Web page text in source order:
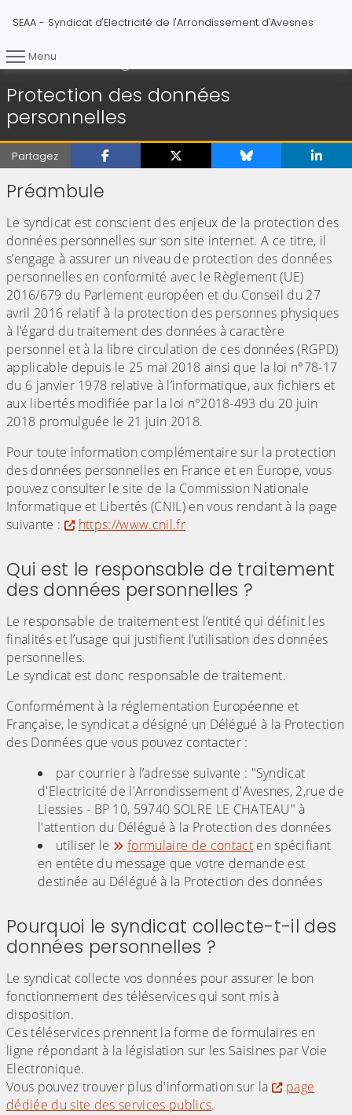
SEAA - Syndicat d'Electricité de l'Arrondissement d'Avesnes
Menu
Vous êtes ici :
Protection des données
personnelles
Partagez
Préambule
Le syndicat est conscient des enjeux de la protection des
données personnelles sur son site internet. A ce titre, il
s’engage à assurer un niveau de protection des données
personnelles en conformité avec le Règlement (UE)
2016/679 du Parlement européen et du Conseil du 27
avril 2016 relatif à la protection des personnes physiques
à l’égard du traitement des données à caractère
personnel et à la libre circulation de ces données (RGPD)
applicable depuis le 25 mai 2018 ainsi que la loi n°78-17
du 6 janvier 1978 relative à l’informatique, aux fichiers et
aux libertés modifiée par la loi n°2018-493 du 20 juin
2018 promulguée le 21 juin 2018.
Pour toute information complémentaire sur la protection
des données personnelles en France et en Europe, vous
pouvez consulter le site de la Commission Nationale
Informatique et Libertés (CNIL) en vous rendant à la page
suivante :
https://www.cnil.fr
Qui est le responsable de traitement
des données personnelles ?
Le responsable de traitement est l’entité qui définit les
finalités et l’usage qui justifient l’utilisation des données
personnelles.
Le syndicat est donc responsable de traitement.
Conformément à la réglementation Européenne et
Française, le syndicat a désigné un Délégué à la Protection
des Données que vous pouvez contacter :
par courrier à l’adresse suivante : "Syndicat
d'Electricité de l'Arrondissement d'Avesnes, 2,rue de
Liessies - BP 10, 59740 SOLRE LE CHATEAU" à
l'attention du Délégué à la Protection des données
utiliser le
formulaire de contacten spécifiant
en entête du message que votre demande est
destinée au Délégué à la Protection des données
Pourquoi le syndicat collecte-t-il des
données personnelles ?
Le syndicat collecte vos données pour assurer le bon
fonctionnement des téléservices qui sont mis à
disposition.
Ces téléservices prennent la forme de formulaires en
ligne répondant à la législation sur les Saisines par Voie
Electronique.
Vous pouvez trouver plus d'information sur la
page
dédiée du site des services publics.